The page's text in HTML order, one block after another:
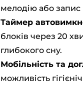
мелодію або запис
Таймер
блоків через 20
глибокого сну.
Мобільність та
можливість